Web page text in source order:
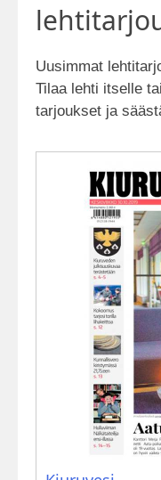
Uusimmat
Tilaa lehti itselle
tarjoukset ja